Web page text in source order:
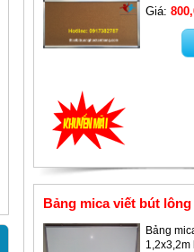
Giá:
Bảng mica viết bút lông
Bảng